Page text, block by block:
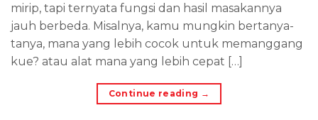
mirip, tapi ternyata fungsi dan hasil masakannya
jauh berbeda. Misalnya, kamu mungkin bertanya-
tanya, mana yang lebih cocok untuk memanggang
kue? atau alat mana yang lebih cepat […]
Continue reading →